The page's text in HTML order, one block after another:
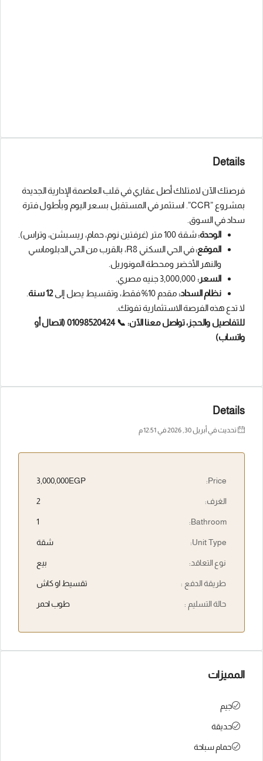
Details
فرصتك الآن لامتلاك أصل عقاري في قلب العاصمة الإدارية الجديدة
بمشروع ”CCR”. استثمر في المستقبل بسعر اليوم وبأطول فترة
سداد في السوق.
الوحدة:شقة 100 متر (غرفتين نوم، حمام، ريسبشن، وتراس).
الموقع:
في الحي السكني R8، بالقرب من الحي الدبلوماسي
والنهر الأخضر ومحطة المونوريل.
السعر:
نظام السداد:مقدم 10% فقط، وتقسيط يصل إلى 12 سنة
لا تدع هذه الفرصة الاستثمارية تفوتك.
للتفاصيل والحجز، تواصل معنا الآن:
📞 01098520424 (اتصال أو
واتساب)
Details
تحديث في أبريل 30, 2026 في 12:51 م
Price:
3,000,000EGP
الغرف: 2
Bathroom:
1
Unit Type: شقة
نوع التعاقد: بيع
طريقة الدفع : تقسيط او كاش
حالة التسليم : طوب احمر
المميزات
جيم
حديقة
حمام سباحة